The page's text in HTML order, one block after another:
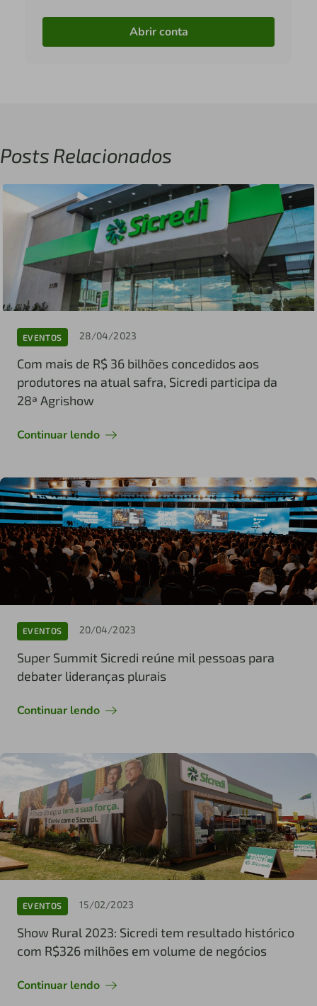
Abrir conta
Posts Relacionados
EVENTOS 28/04/2023
Com mais de R$ 36 bilhões concedidos aos
produtores na atual safra, Sicredi participa da
28ª Agrishow
Continuar lendo
EVENTOS 20/04/2023
Super Summit Sicredi reúne mil pessoas para
debater lideranças plurais
Continuar lendo
EVENTOS 15/02/2023
Show Rural 2023: Sicredi tem resultado histórico
com R$326 milhões em volume de negócios
Continuar lendo